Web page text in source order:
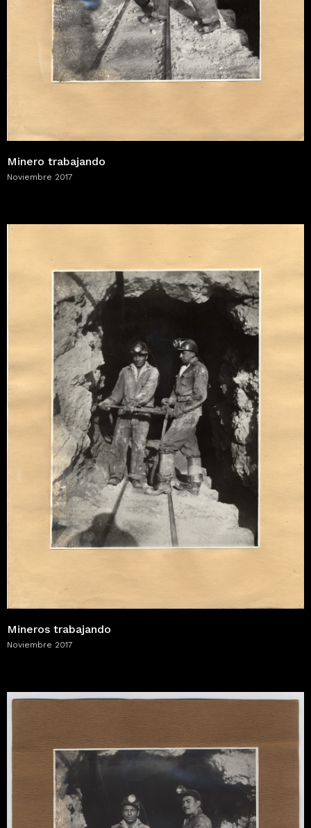
Minero trabajando
Noviembre 2017
Mineros trabajando
Noviembre 2017